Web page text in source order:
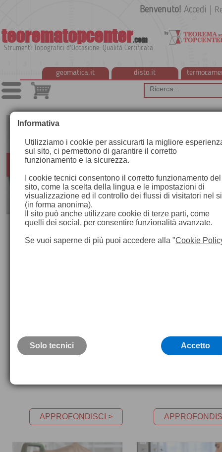
teorematopcenter.com
Strumenti Topografici d'Occasione: Qualità Certificata
geomatica.it disto.it
Benvenuto! Accedi
NOLEGGIO
APPROFONDISCI >
ASSISTENZA TECNICA
Informativa
Utilizziamo i cookie per assicurarti la migliore
sul sito, ci permettono di garantire il corretto
funzionamento e la sicurezza.
I cookie tecnici consentono il corretto funzionamento del
sito, come la scelta della lingua e le impostazioni di
visualizzazione ed il controllo dei flussi di visitatori nel
(in forma anonima).
Il sito può anche utilizzare cookie di terze parti, come
quelli dei social, per consentire funzionalità avanzate.
Se vuoi saperne di più puoi accedere alla "Cookie
Solo tecnici Accetto